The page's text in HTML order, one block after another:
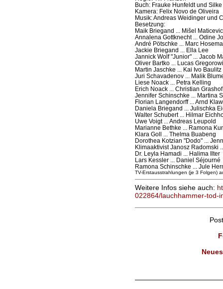
Buch: Frauke Hunfeldt und Silke
Kamera: Felix Novo de Oliveira
Musik: Andreas Weidinger und
Besetzung:
Maik Briegand ... Mišel Maticevic
Annalena Gottknecht ... Odine
André Pötschke ... Marc
Jackie Briegand ... Ella Lee
Jannick Wolf "Junior" ... Jacob
Oliver Bartko ... Lucas
Martin Jaschke ... Kai Ivo Baulitz
Juri Schavadenov ... Malik
Liese Noack ... Petra Kelling
Erich Noack ... Christian Grashof
Jennifer Schinschke ... Martina
Florian Langendorff ... Arnd
Daniela Briegand ... Julischka
Walter Schubert ... Hilmar
Uwe Voigt ... Andreas Leupold
Marianne Bethke ... Ramona
Klara Goll ... Thelma Buabeng
Dorothea Kotzian "Dodo" ...
Klimaaktivist Janosz Radomski
Dr. Leyla Hamadi ... Halima Ilter
Lars Kessler ... Daniel Séjourné
Ramona Schinschke ... Jule
TV-Erstausstrahlungen (je 3 Folgen)
Weitere Infos siehe auch:
022864/lauchhammer-tod-